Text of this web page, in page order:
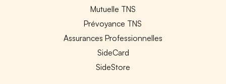
Mutuelle TNS
Prévoyance TNS
Assurances Professionnelles
SideCard
SideStore